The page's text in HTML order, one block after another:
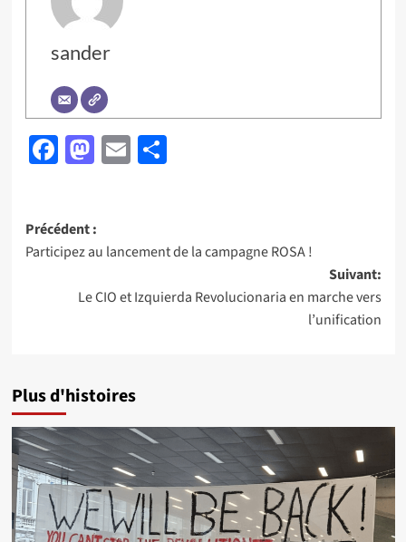
sander
Facebook
Mastodon
EmailPartager
Navigation
d’article
Précédent :
Participez au lancement de la campagne ROSA !
Suivant:
Le CIO et Izquierda Revolucionaria en marche vers
l’unification
Plus d'histoires